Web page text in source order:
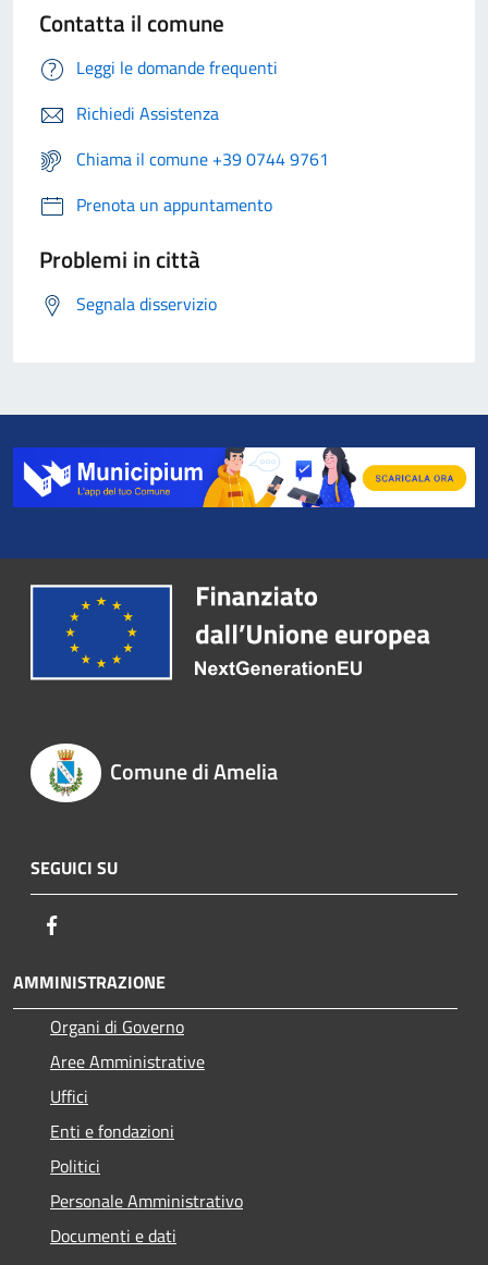
Contatta il comune
Leggi le domande frequenti
Richiedi Assistenza
Chiama il comune +39 0744 9761
Prenota un appuntamento
Problemi in città
Segnala disservizio
Comune di Amelia
SEGUICI SU
AMMINISTRAZIONE
Organi di Governo
Aree Amministrative
Uffici
Enti e fondazioni
Politici
Personale Amministrativo
Documenti e dati